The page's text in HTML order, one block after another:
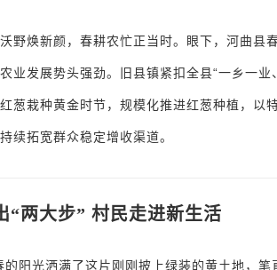
野焕新颜，春耕农忙正当时。眼下，河曲县
业发展势头强劲。旧县镇紧扣全县“一乡一业
葱栽种黄金时节，规模化推进红葱种植，以
续拓宽群众稳定增收渠道。
“两大步” 村民走进新生活
阳光洒满了这片刚刚披上绿装的黄土地，笔